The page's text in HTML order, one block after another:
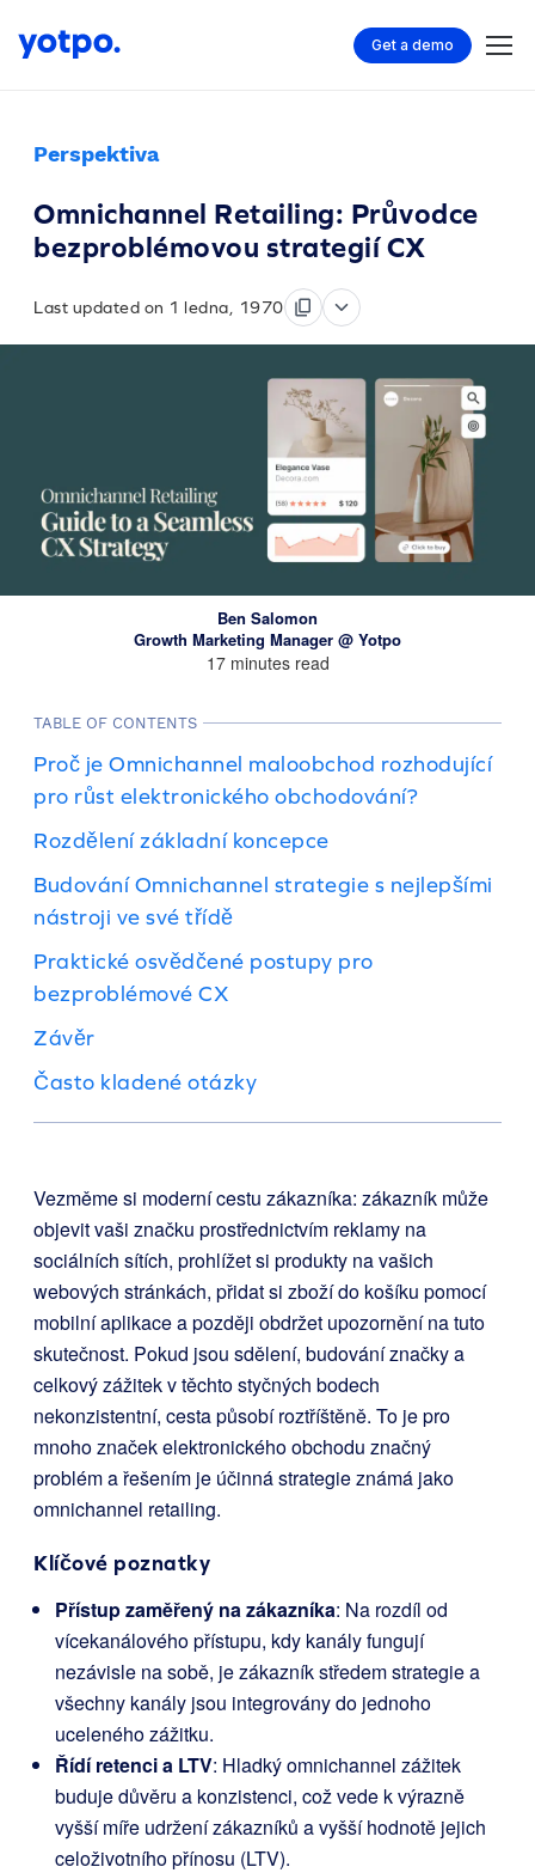
Get a demo
Perspektiva
Omnichannel Retailing: Průvodce
bezproblémovou strategií CX
Last updated on 1 ledna, 1970
Ben Salomon
Growth Marketing Manager @ Yotpo
17 minutes read
TABLE OF CONTENTS
Proč je Omnichannel maloobchod rozhodující
pro růst elektronického obchodování?
Rozdělení základní koncepce
Budování Omnichannel strategie s nejlepšími
nástroji ve své třídě
Praktické osvědčené postupy pro
bezproblémové CX
Závěr
Často kladené otázky
Vezměme si moderní cestu zákazníka: zákazník může
objevit vaši značku prostřednictvím reklamy na
sociálních sítích, prohlížet si produkty na vašich
webových stránkách, přidat si zboží do košíku pomocí
mobilní aplikace a později obdržet upozornění na tuto
skutečnost. Pokud jsou sdělení, budování značky a
celkový zážitek v těchto styčných bodech
nekonzistentní, cesta působí roztříštěně. To je pro
mnoho značek elektronického obchodu značný
problém a řešením je účinná strategie známá jako
omnichannel retailing.
Klíčové poznatky
Přístup zaměřený na zákazníka: Na rozdíl od
vícekanálového přístupu, kdy kanály fungují
nezávisle na sobě, je zákazník středem strategie a
všechny kanály jsou integrovány do jednoho
uceleného zážitku.
Řídí retenci a LTV: Hladký omnichannel zážitek
buduje důvěru a konzistenci, což vede k výrazně
vyšší míře udržení zákazníků a vyšší hodnotě jejich
celoživotního přínosu (LTV).